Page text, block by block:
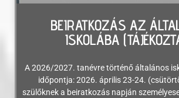
BEIRATKOZÁS AZ
ISKOLÁBA
A 2026/2027. tanévre történő általános
időpontja: 2026. április 23-24.
szülőknek a beiratkozás napján